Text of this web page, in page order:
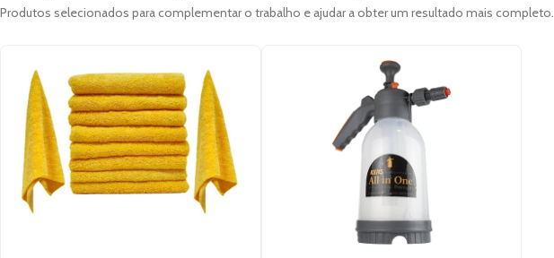
Produtos selecionados para complementar o trabalho e ajudar a obter um resultado mais completo.